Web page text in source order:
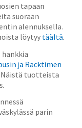
tapaan
suoraan
alennuksella.
löytyy täältä.
hankkia
ja Racktimen
tuotteista
parin